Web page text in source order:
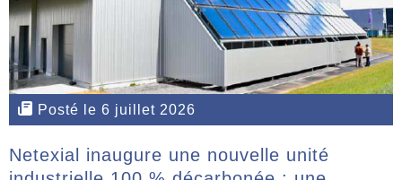
Posté le 6 juillet 2026
Netexial inaugure une nouvelle unité